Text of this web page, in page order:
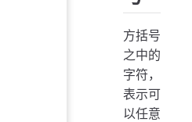
方括号
之中的
字符，
表示可
以任意